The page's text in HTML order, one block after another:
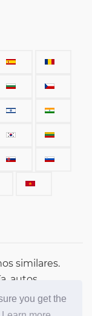
you get the
similares.
autos,
en este